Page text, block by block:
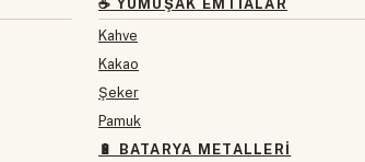
☕ YUMUŞAK EMTIALAR
Kahve
Kakao
Şeker
Pamuk
🔋 BATARYA METALLERI